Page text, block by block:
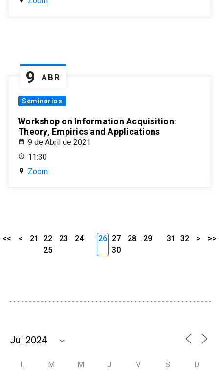
9 ABR
Seminarios
Workshop on Information Acquisition:
Theory, Empirics and Applications
9 de Abril de 2021
11:30
Zoom
<< < 21 22 23
24
25
26 27 28
29
30
31 32 > >>
L M M J V S D